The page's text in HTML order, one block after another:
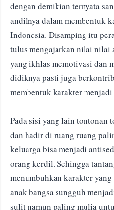
dengan demikian ternyata
andilnya dalam membentuk
Indonesia. Disamping itu
tulus mengajarkan nilai nilai
yang ikhlas memotivasi dan
didiknya pasti juga
membentuk karakter
Pada sisi yang lain tontonan
dan hadir di ruang ruang
keluarga bisa menjadi
orang kerdil. Sehingga
menumbuhkan karakter
anak bangsa sungguh
sulit namun paling mulia